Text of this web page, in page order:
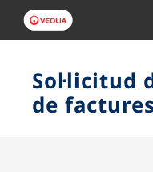
EL TEU SERVEI
Sol·licitud
de factures